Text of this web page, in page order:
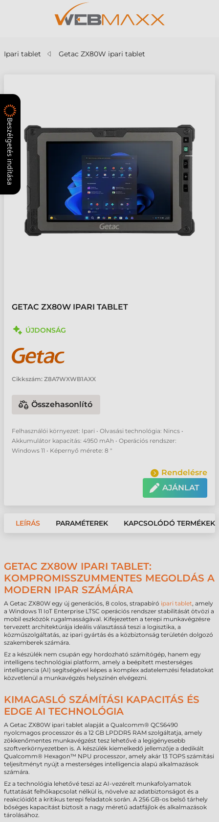
Ipari tablet Getac ZX80W ipari tablet
GETAC ZX80W IPARI TABLET
ÚJDONSÁG
Cikkszám: Z8A7WXWB1AXX
Összehasonlító
Felhasználói környezet: Ipari • Olvasási technológia: Nincs •
Akkumulátor kapacitás: 4950 mAh • Operációs rendszer:
Windows 11 • Képernyő mérete: 8 "
Rendelésre
AJÁNLAT
LEÍRÁS PARAMÉTEREK KAPCSOLÓDÓ TERMÉKEK
GETAC ZX80W IPARI TABLET:
KOMPROMISSZUMMENTES MEGOLDÁS A
MODERN IPAR SZÁMÁRA
A Getac ZX80W egy új generációs, 8 colos, strapabíró ipari tablet, amely
a Windows 11 IoT Enterprise LTSC operációs rendszer stabilitását ötvözi a
mobil eszközök rugalmasságával. Kifejezetten a terepi munkavégzésre
tervezett architektúrája ideális választássá teszi a logisztika, a
közműszolgáltatás, az ipari gyártás és a közbiztonság területén dolgozó
szakemberek számára.
Ez a készülék nem csupán egy hordozható számítógép, hanem egy
intelligens technológiai platform, amely a beépített mesterséges
intelligencia (AI) segítségével képes a komplex adatelemzési feladatokat
közvetlenül a munkavégzés helyszínén elvégezni.
KIMAGASLÓ SZÁMÍTÁSI KAPACITÁS ÉS
EDGE AI TECHNOLÓGIA
A Getac ZX80W ipari tablet alapját a Qualcomm® QCS6490
nyolcmagos processzor és a 12 GB LPDDR5 RAM szolgáltatja, amely
zökkenőmentes munkavégzést tesz lehetővé a legigényesebb
szoftverkörnyezetben is. A készülék kiemelkedő jellemzője a dedikált
Qualcomm® Hexagon™ NPU processzor, amely akár 13 TOPS számítási
teljesítményt nyújt a mesterséges intelligencia alapú alkalmazások
számára.
Ez a technológia lehetővé teszi az AI-vezérelt munkafolyamatok
futtatását felhőkapcsolat nélkül is, növelve az adatbiztonságot és a
reakcióidőt a kritikus terepi feladatok során. A 256 GB-os belső tárhely
bőséges kapacitást biztosít a nagy méretű adatfájlok és alkalmazások
tárolásához.
Beszélgetés indítása